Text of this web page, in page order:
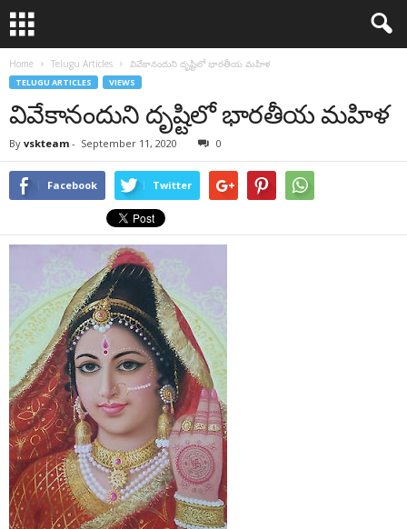
Home Telugu Articles వివేకానందుని దృష్టిలో భారతీయ మహిళ
TELUGU ARTICLES VIEWS
వివేకానందుని దృష్టిలో భారతీయ మహిళ
By vskteam - September 11, 2020 0
Facebook Twitter